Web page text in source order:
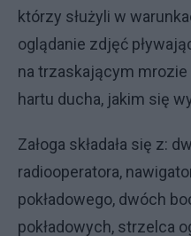
którzy służyli w
oglądanie zdjęć
na trzaskającym
hartu ducha, jakim się
Załoga składała się z:
radiooperatora,
pokładowego, dwóch
pokładowych, strzelca